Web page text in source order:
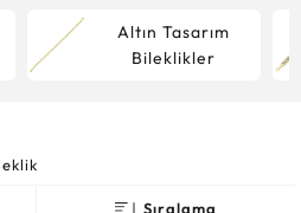
Altın Tasarım
Bileklikler
Sıralama